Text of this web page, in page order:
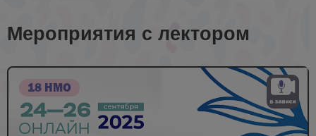
Мероприятия с лектором
18 НМО